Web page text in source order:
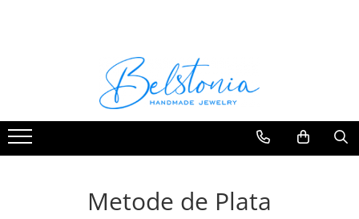
Coliere Handmade cu Pietre
Coliere Handmade cu Pandantive
Coliere Handmade Lungi
Coliere Handmade Medii
Seturi Handmade - Colier si cercei
Seturi Handmade - Colier, cercei si
bratara
Seturi Handmade - Colier si
Cercei Handmade cu Pietre
Cercei Handmade din Perle
Cercei Handmade din Scoici
Bratari Handmade cu Pietre
Metode de Plata